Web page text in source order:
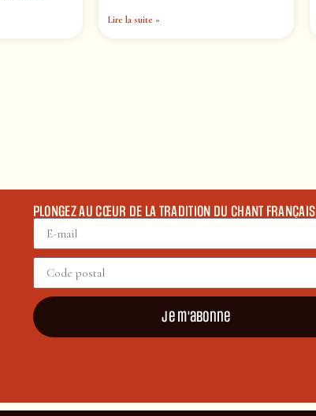
Lire la suite »
PLONGEZ AU CŒUR DE LA TRADITION DU CHANT FRANÇAIS
Je m'abonne